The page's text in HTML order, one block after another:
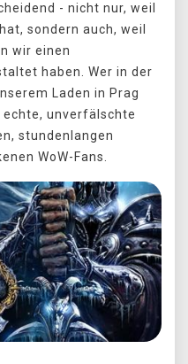
- nicht nur, weil
sondern auch, weil
wir einen
haben. Wer in der
Laden in Prag
unverfälschte
stundenlangen
WoW-Fans.